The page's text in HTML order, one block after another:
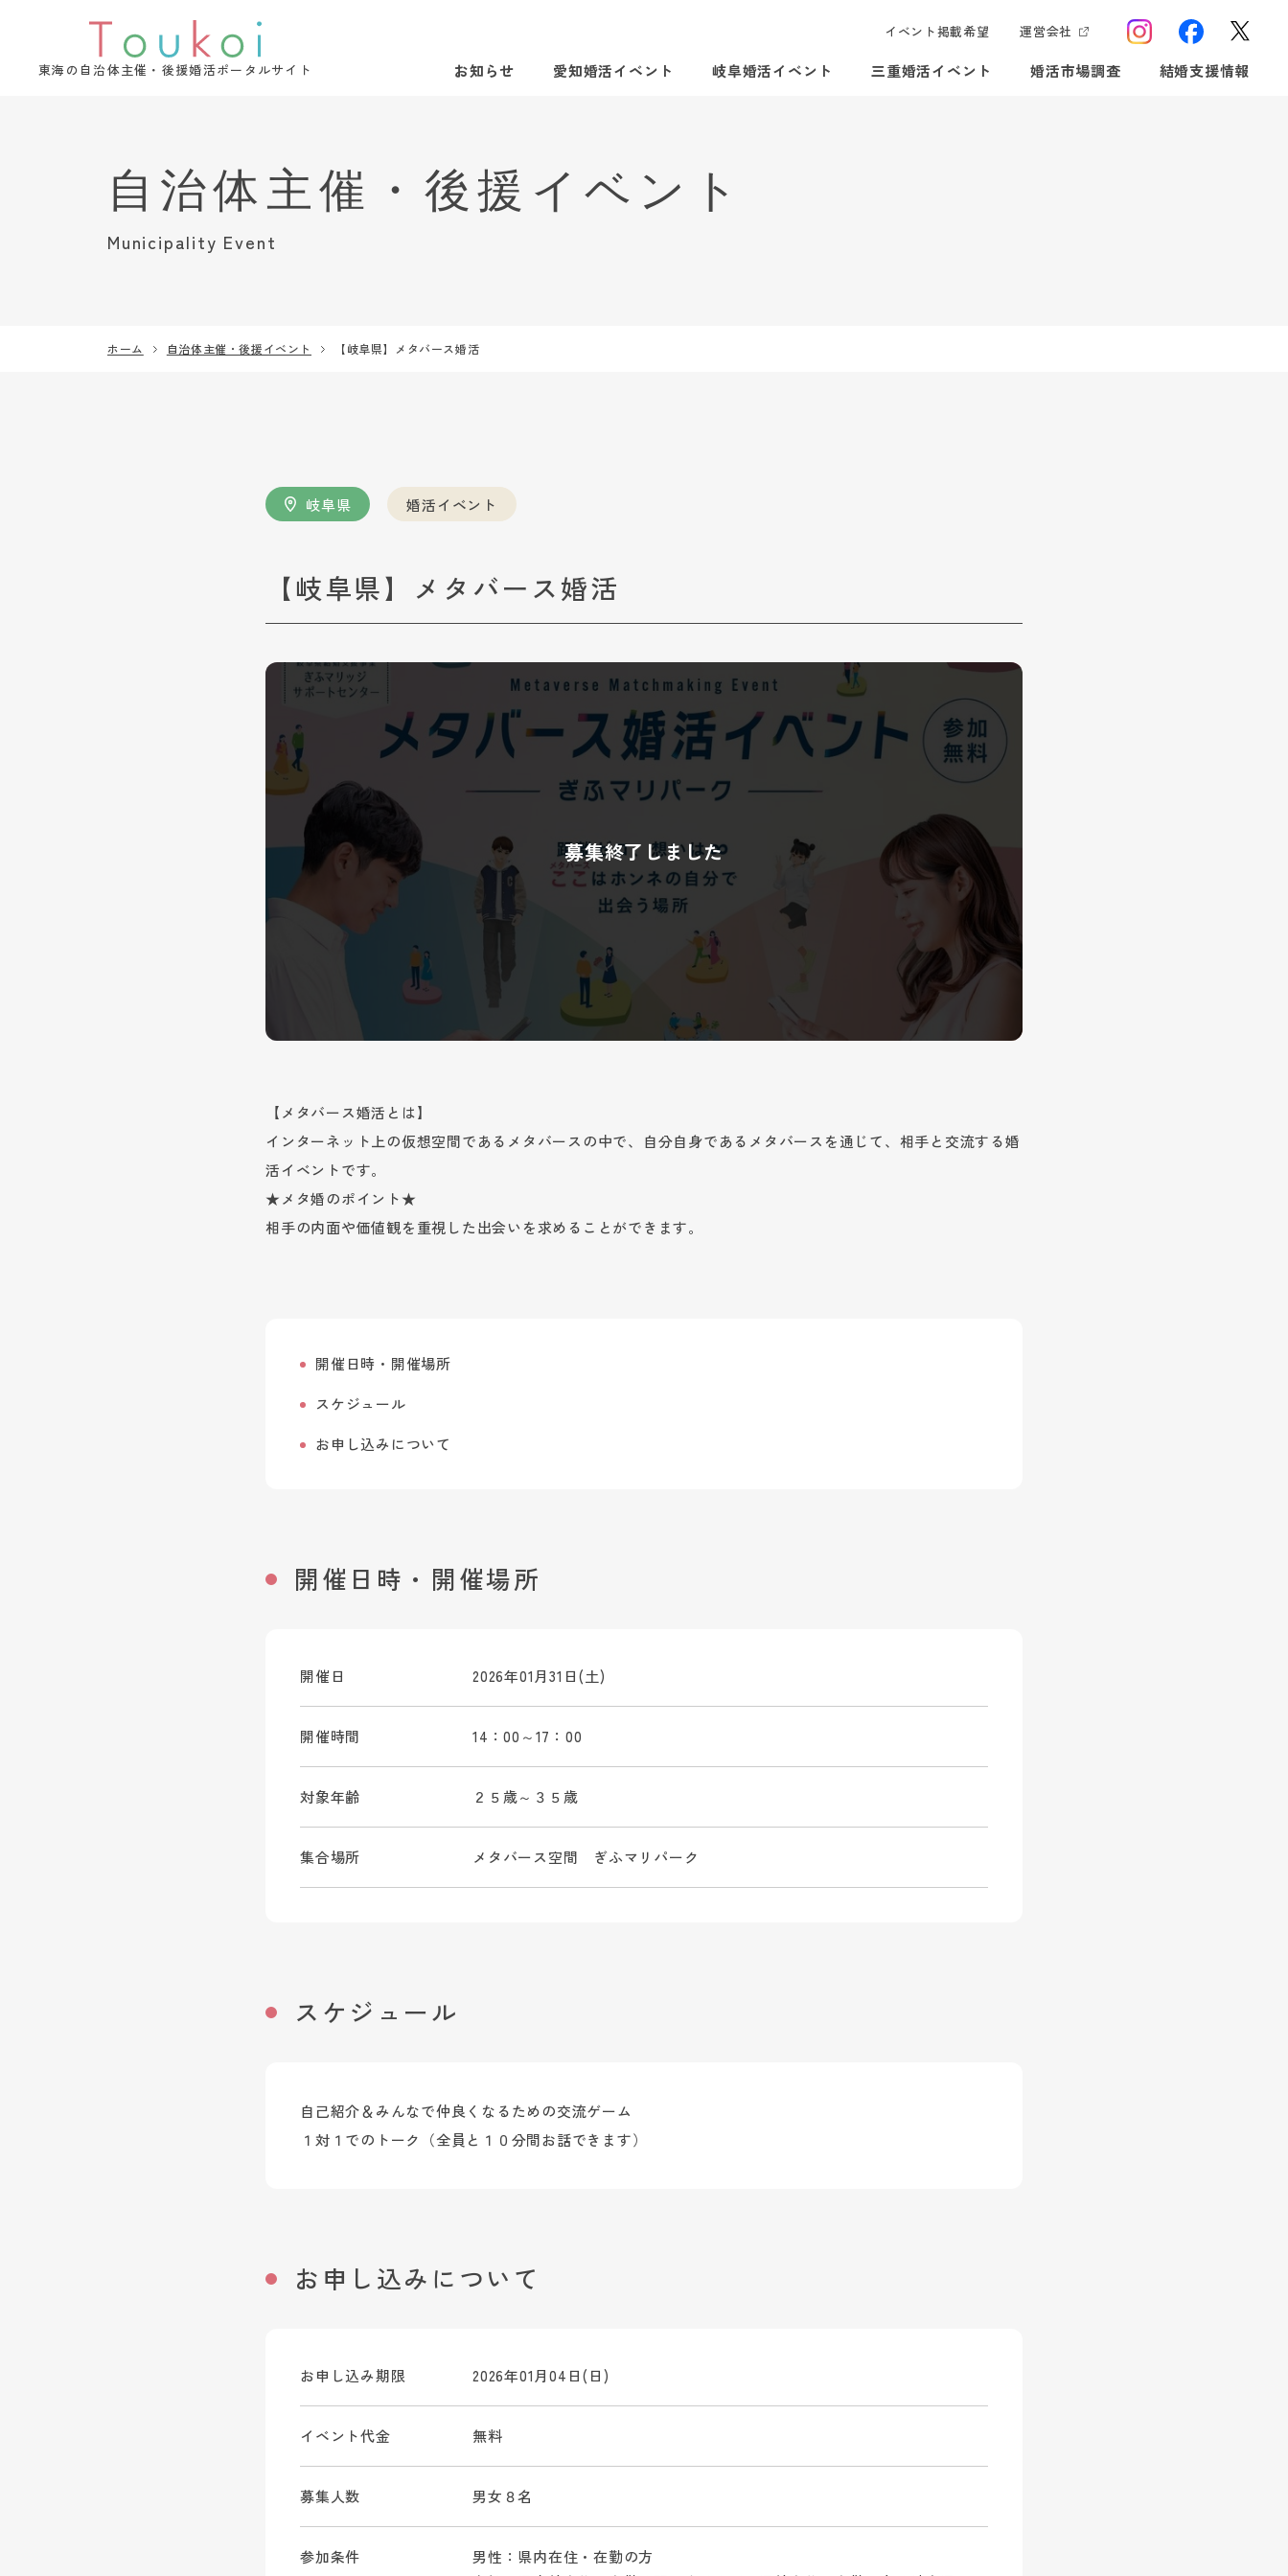
東海の自治体主催・後援婚活ポータルサイト
イベント掲載希望 運営会社
お知らせ 愛知婚活イベント 岐阜婚活イベント 三重婚活イベント 婚活市場調査 結婚支援情報
Municipality Event
ホーム 自治体主催・後援イベント 【岐阜県】メタバース婚活
岐阜県 婚活イベント
【岐阜県】メタバース婚活
【メタバース婚活とは】
インターネット上の仮想空間であるメタバースの中で、自分自身であるメタバースを通じて、相手と交流する婚
活イベントです。
★メタ婚のポイント★
相手の内面や価値観を重視した出会いを求めることができます。
開催日時・開催場所
スケジュール
お申し込みについて
開催日時・開催場所
開催日 2026年01月31日(土)
開催時間 14：00～17：00
対象年齢 ２５歳～３５歳
集合場所 メタバース空間 ぎふマリパーク
スケジュール
自己紹介＆みんなで仲良くなるための交流ゲーム
１対１でのトーク（全員と１０分間お話できます）
お申し込みについて
お申し込み期限 2026年01月04日(日)
イベント代金 無料
募集人数 男女８名
参加条件
男性：県内在住・在勤の方